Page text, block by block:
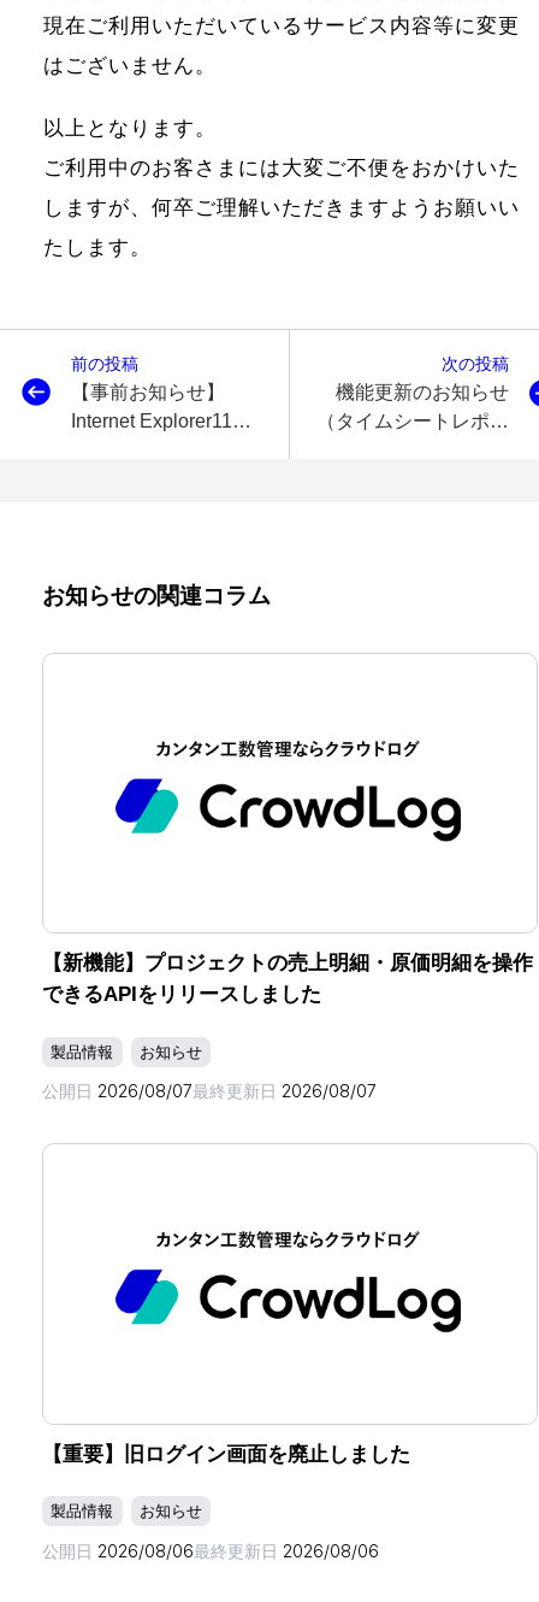
現在ご利用いただいているサービス内容等に変更
はございません。
以上となります。
ご利用中のお客さまには大変ご不便をおかけいた
しますが、何卒ご理解いただきますようお願いい
たします。
前の投稿
【事前お知らせ】
Internet Explorer11へ
次の投稿
機能更新のお知らせ
（タイムシートレポー
お知らせの関連コラム
【新機能】プロジェクトの売上明細・原価明細を操作
できるAPIをリリースしました
製品情報 お知らせ
公開日 2026/08/07最終更新日 2026/08/07
【重要】旧ログイン画面を廃止しました
製品情報 お知らせ
公開日 2026/08/06最終更新日 2026/08/06